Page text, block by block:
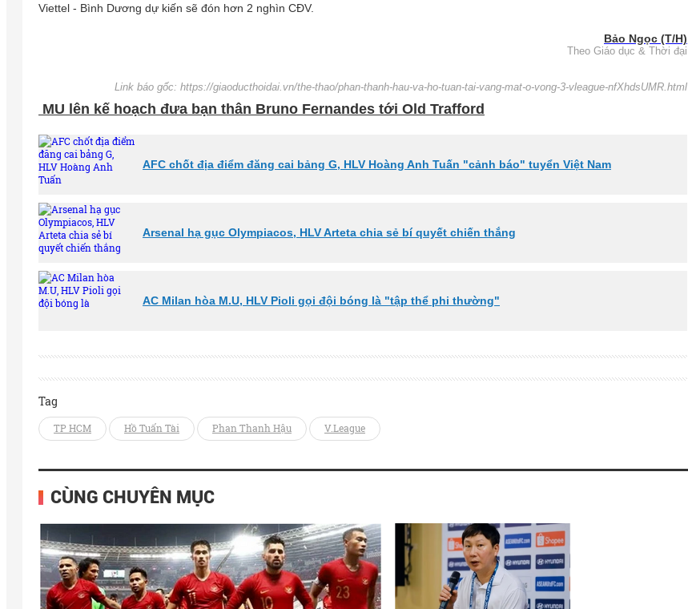
Viettel - Bình Dương dự kiến sẽ đón hơn 2 nghìn CĐV.
Bảo Ngọc (T/H)
Theo Giáo dục & Thời đại
Link báo gốc: https://giaoducthoidai.vn/the-thao/phan-thanh-hau-va-ho-tuan-tai-vang-mat-o-vong-3-vleague-nfXhdsUMR.html
MU lên kế hoạch đưa bạn thân Bruno Fernandes tới Old Trafford
AFC chốt địa điểm đăng cai bảng G, HLV Hoàng Anh Tuấn "cảnh báo" tuyển Việt Nam
Arsenal hạ gục Olympiacos, HLV Arteta chia sẻ bí quyết chiến thắng
AC Milan hòa M.U, HLV Pioli gọi đội bóng là "tập thể phi thường"
Tag
TP HCM Hồ Tuấn Tài Phan Thanh Hậu V.League
CÙNG CHUYÊN MỤC